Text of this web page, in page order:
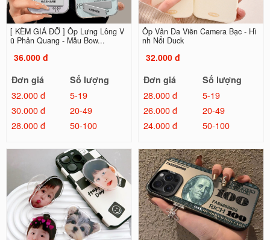
[ KÈM GIÁ ĐỠ ] Ốp Lưng Lông V
ũ Phản Quang - Mẫu Bow...
36.000 đ
Đơn giá
Số lượng
32.000 đ
5-19
30.000 đ
20-49
28.000 đ
50-100
Ốp Vân Da Viền Camera Bạc - Hì
nh Nổi Duck
32.000 đ
Đơn giá
Số lượng
28.000 đ
5-19
26.000 đ
20-49
24.000 đ
50-100